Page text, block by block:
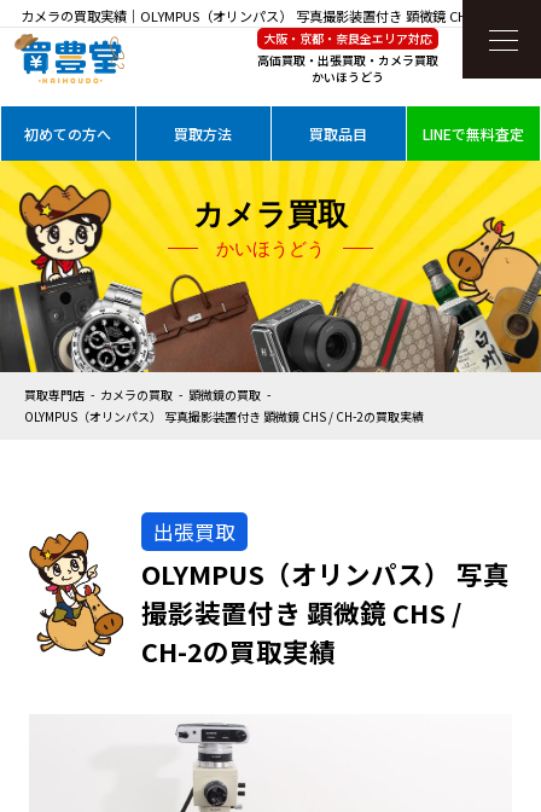
カメラの買取実績｜OLYMPUS（オリンパス） 写真撮影装置付き 顕微鏡 CHS / CH-2を
高価買取
大阪・京都・奈良全エリア対応
高価買取・出張買取・カメラ買取
かいほうどう
初めての方へ 買取方法 買取品目 LINEで無料査定
カメラ買取
かいほうどう
買取専門店 カメラの買取
顕微鏡の買取
OLYMPUS（オリンパス） 写真撮影装置付き 顕微鏡 CHS / CH-2の買取実績
出張買取
OLYMPUS（オリンパス） 写真
撮影装置付き 顕微鏡 CHS /
CH-2の買取実績